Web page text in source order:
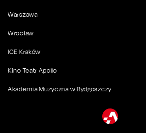
Warszawa
Wrocław
ICE Kraków
Kino Teatr Apollo
Akademia Muzyczna w Bydgoszczy